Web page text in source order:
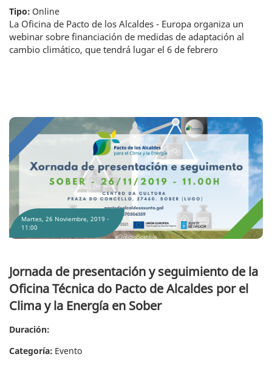
Tipo: Online
La Oficina de Pacto de los Alcaldes - Europa organiza un
webinar sobre financiación de medidas de adaptación al
cambio climático, que tendrá lugar el 6 de febrero
Jornada de presentación y seguimiento de la Oficina Técnica do Pacto de
Alcaldes por el Clima y la Energía en Sober
Jornada de presentación y seguimiento de la
Oficina Técnica do Pacto de Alcaldes por el
Clima y la Energía en Sober
Duración:
Categoría: Evento
Martes, 26 Noviembre, 2019 -
11:00